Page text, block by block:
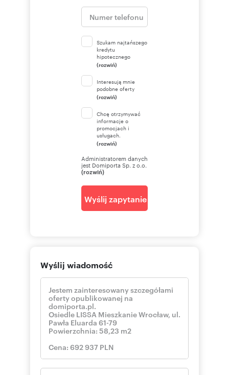
Szukam najtańszego
kredytu
hipotecznego
(rozwiń)
Interesują mnie
podobne oferty
(rozwiń)
Chcę otrzymywać
informacje o
promocjach i
usługach.
(rozwiń)
Administratorem danych
jest Domiporta Sp. z o.o.
(rozwiń)
Wyślij zapytanie
Wyślij wiadomość